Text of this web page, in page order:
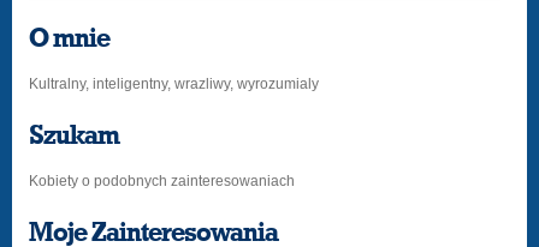
O mnie
Kultralny, inteligentny, wrazliwy, wyrozumialy
Szukam
Kobiety o podobnych zainteresowaniach
Moje Zainteresowania